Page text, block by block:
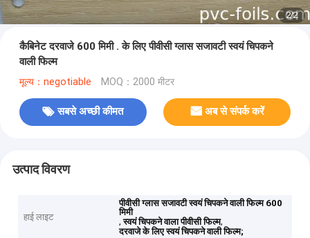
2/2
कैबिनेट दरवाजे 600 मिमी . के लिए पीवीसी ग्लास सजावटी स्वयं चिपकने
वाली फिल्म
मूल्य：negotiable MOQ：2000 मीटर
सबसे अच्छी कीमत अब से संपर्क करें
उत्पाद विवरण
हाई लाइट
पीवीसी ग्लास सजावटी स्वयं चिपकने वाली फिल्म 600
मिमी
,स्वयं चिपकने वाला पीवीसी फिल्म,
दरवाजे के लिए स्वयं चिपकने वाली फिल्म;